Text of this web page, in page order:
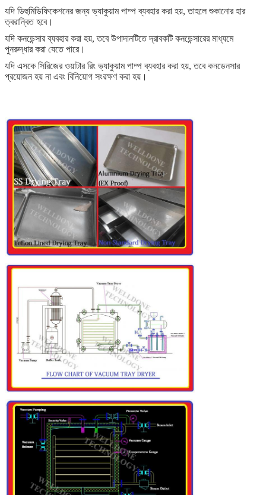
যদি ডিহুমিডিফিকেশনের জন্য ভ্যাকুয়াম পাম্প ব্যবহার করা হয়, তাহলে শুকানোর হার
ত্বরান্বিত হবে।
যদি কনডেন্সার ব্যবহার করা হয়, তবে উপাদানটিতে দ্রাবকটি কনডেন্সারের মাধ্যমে
পুনরুদ্ধার করা যেতে পারে।
যদি এসকে সিরিজের ওয়াটার রিং ভ্যাকুয়াম পাম্প ব্যবহার করা হয়, তবে কনডেনসার
প্রয়োজন হয় না এবং বিনিয়োগ সংরক্ষণ করা হয়।